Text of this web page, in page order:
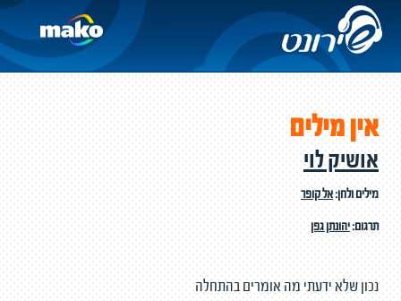
אין מילים
אושיק לוי
מילים ולחן:אל קופר
תרגום:יהונתן גפן
נכון שלא ידעתי מה אומרים בהתחלה